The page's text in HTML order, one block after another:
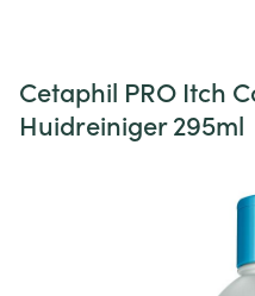
Cetaphil PRO Itch
Huidreiniger 295ml